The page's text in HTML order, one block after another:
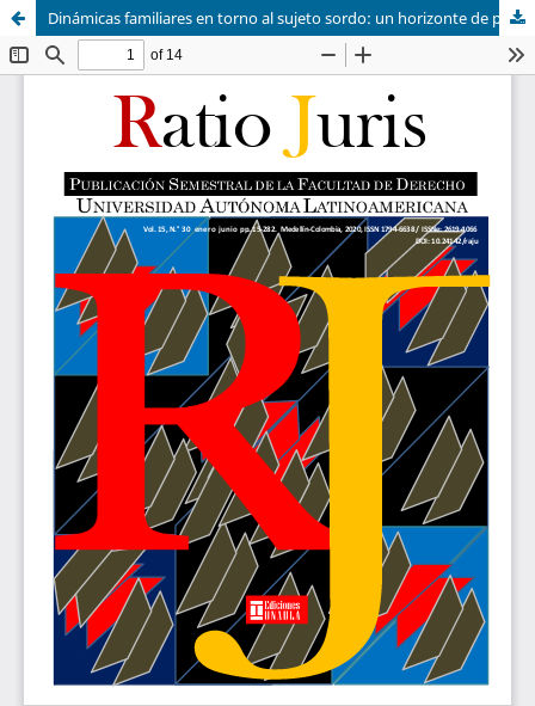
Dinámicas familiares en torno al sujeto sordo: un horizonte de posibilidades en la experiencia del cuerpo alienado